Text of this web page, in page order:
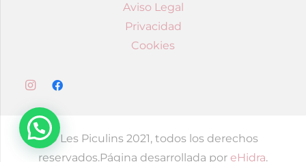
Aviso Legal
Privacidad
Cookies
© Les Piculins 2021, todos los derechos
reservados.Página desarrollada por eHidra.